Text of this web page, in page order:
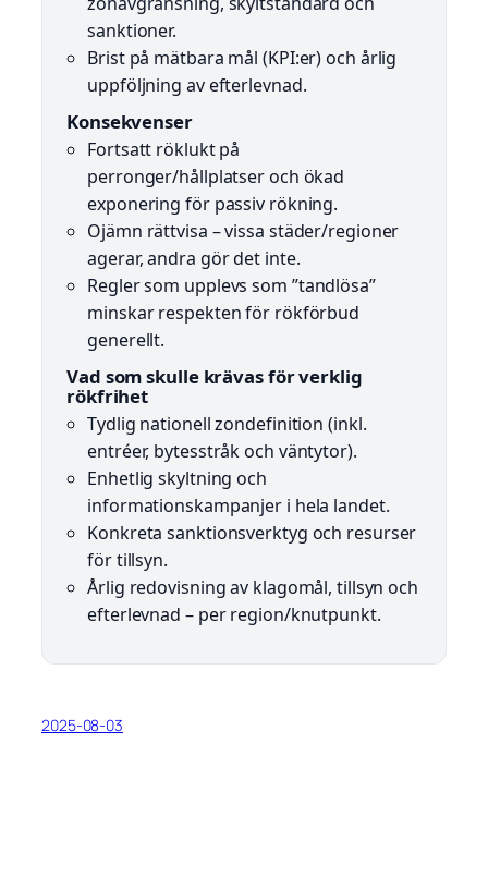
sanktioner.
Brist på mätbara mål (KPI:er) och årlig
uppföljning av efterlevnad.
Konsekvenser
Fortsatt röklukt på
perronger/hållplatser och ökad
exponering för passiv rökning.
Ojämn rättvisa – vissa städer/regioner
agerar, andra gör det inte.
Regler som upplevs som ”tandlösa”
minskar respekten för rökförbud
generellt.
Vad som skulle krävas för verklig
rökfrihet
Tydlig nationell zondefinition (inkl.
entréer, bytesstråk och väntytor).
Enhetlig skyltning och
informationskampanjer i hela landet.
Konkreta sanktionsverktyg och resurser
för tillsyn.
Årlig redovisning av klagomål, tillsyn och
efterlevnad – per region/knutpunkt.
2025-08-03